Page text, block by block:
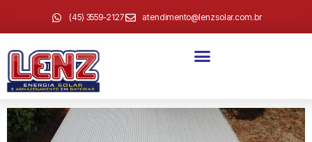
(45) 3559-2127 atendimento@lenzsolar.com.br
Canisio Marx 56
módulos